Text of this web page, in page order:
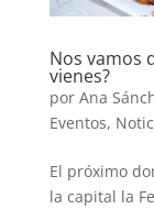
Nos vamos
vienes?
por Ana
Eventos,
El próximo
la capital la